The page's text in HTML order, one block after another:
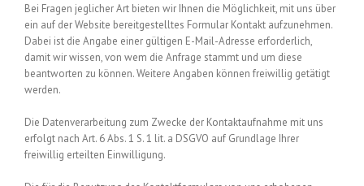
Bei Fragen jeglicher Art bieten wir Ihnen die Möglichkeit, mit uns über
ein auf der Website bereitgestelltes Formular Kontakt aufzunehmen.
Dabei ist die Angabe einer gültigen E-Mail-Adresse erforderlich,
damit wir wissen, von wem die Anfrage stammt und um diese
beantworten zu können. Weitere Angaben können freiwillig getätigt
werden.
Die Datenverarbeitung zum Zwecke der Kontaktaufnahme mit uns
erfolgt nach Art. 6 Abs. 1 S. 1 lit. a DSGVO auf Grundlage Ihrer
freiwillig erteilten Einwilligung.